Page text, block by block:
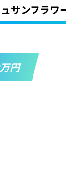
サンフラワ
円